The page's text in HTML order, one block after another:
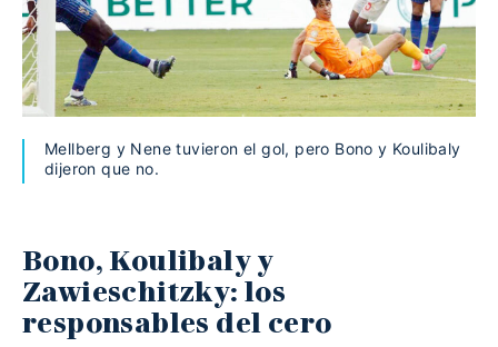
Mellberg y Nene tuvieron el gol, pero Bono y Koulibaly
dijeron que no.
Bono, Koulibaly y
Zawieschitzky: los
responsables del cero